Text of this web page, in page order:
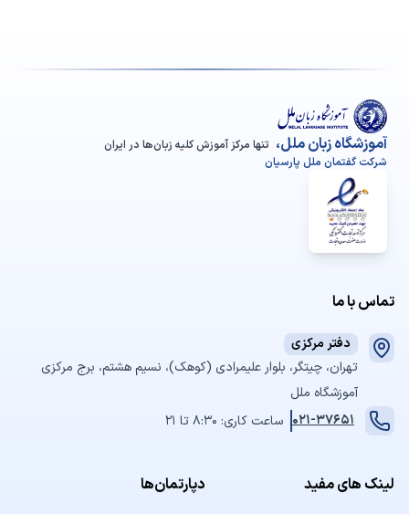
آموزشگاه زبان ملل، تنها مرکز آموزش کلیه زبان‌ها در ایران
شرکت گفتمان ملل پارسیان
تماس با ما
دفتر مرکزی
تهران، چیتگر، بلوار علیمرادی (کوهک)، نسیم هشتم، برج مرکزی
آموزشگاه ملل
021-37651 ساعت کاری: 8:30 تا 21
لینک های مفید دپارتمان‌ها